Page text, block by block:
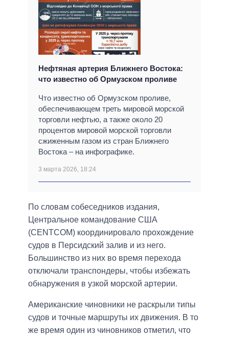
Нефтяная артерия Ближнего Востока:
что известно об Ормузском проливе
Что известно об Ормузском проливе,
обеспечивающем треть мировой морской
торговли нефтью, а также около 20
процентов мировой морской торговли
сжиженным газом из стран Ближнего
Востока – на инфографике.
3 марта 2026, 18:24
По словам собеседников издания,
Центральное командование США
(CENTCOM) координировало прохождение
судов в Персидский залив и из него.
Большинство из них во время перехода
отключали транспондеры, чтобы избежать
обнаружения в узкой морской артерии.
Американские чиновники не раскрыли типы
судов и точные маршруты их движения. В то
же время один из чиновников отметил, что